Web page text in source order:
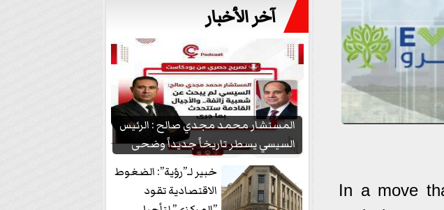
In a move
آخر الأخبار
المستشار محمد مجدي صالح : الرئيس
السيسي يسطر تاريخاً جديداً وضحى
بشعبيته...
خبير لـ”رؤية”: الضغوط
الاقتصادية تقود